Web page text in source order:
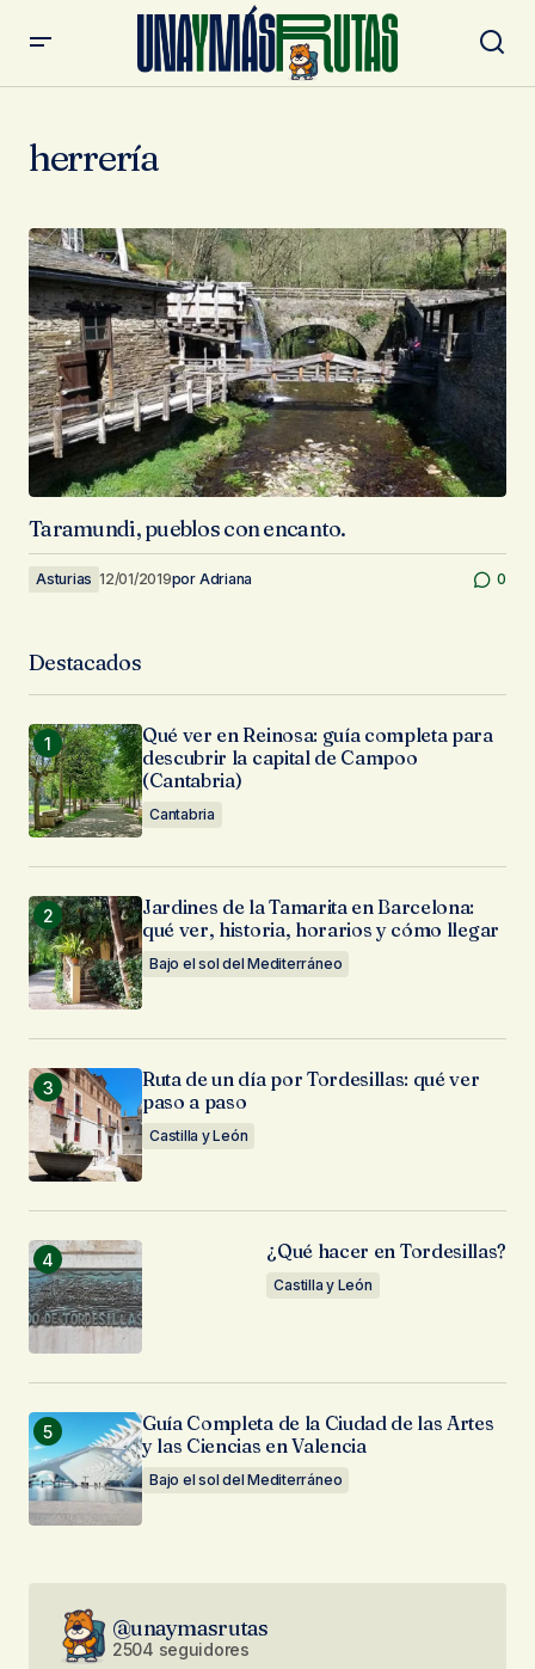
herrería
Taramundi, pueblos con encanto.
Asturias 12/01/2019por Adriana 0
Destacados
Qué ver en Reinosa: guía completa para
descubrir la capital de Campoo
(Cantabria)
Cantabria
Jardines de la Tamarita en Barcelona:
qué ver, historia, horarios y cómo llegar
Bajo el sol del Mediterráneo
Ruta de un día por Tordesillas: qué ver
paso a paso
Castilla y León
¿Qué hacer en Tordesillas?
Castilla y León
Guía Completa de la Ciudad de las Artes
y las Ciencias en Valencia
Bajo el sol del Mediterráneo
@unaymasrutas
2504 seguidores